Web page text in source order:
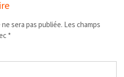
sera pas publiée. Les champs
*